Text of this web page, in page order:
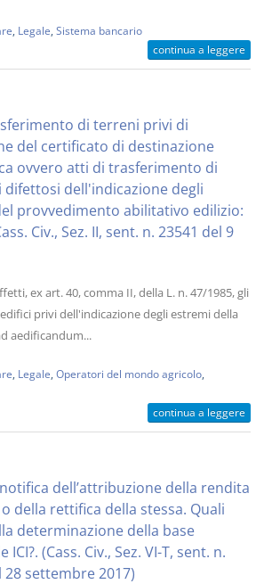
Legale Sistema bancario
continua a leggere
di terreni privi di
del certificato di destinazione
ovvero atti di trasferimento di
dell'indicazione degli
provvedimento abilitativo edilizio:
Civ., Sez. II, sent. n. 23541 del 9
ex art. 40, comma II, della L. n. 47/1985, gli
privi dell'indicazione degli estremi della
aedificandum...
Legale Operatori del mondo agricolo
continua a leggere
dell’attribuzione della rendita
della rettifica della stessa. Quali
determinazione della base
ICI?. (Cass. Civ., Sez. VI-T, sent. n.
28 settembre 2017)